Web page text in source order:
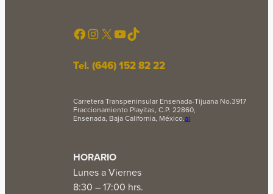
Facebook Instagram X YouTube TikTok
Tel. (646) 152 82 22
Carretera Transpeninsular Ensenada-Tijuana No.3917
Fraccionamiento Playitas, C.P. 22860,
Ensenada, Baja California, México.ai
HORARIO
Lunes a Viernes
8:30 – 17:00 hrs.